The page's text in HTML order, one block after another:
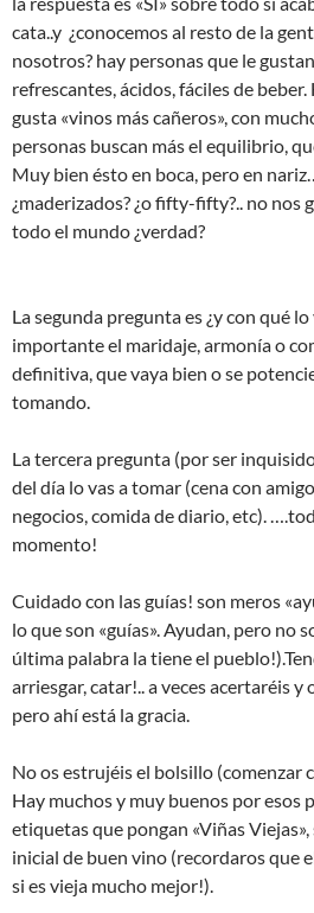
cata..y ¿conocemos al resto de la
nosotros? hay personas que le
refrescantes, ácidos, fáciles de
gusta «vinos más cañeros», con
personas buscan más el equilibrio,
Muy bien ésto en boca, pero en
¿maderizados? ¿o fifty-fifty?.. no nos
todo el mundo ¿verdad?
La segunda pregunta es ¿y con qué
importante el maridaje, armonía o
definitiva, que vaya bien o se
tomando.
La tercera pregunta (por ser
del día lo vas a tomar (cena con
negocios, comida de diario, etc).
momento!
Cuidado con las guías! son meros
lo que son «guías». Ayudan, pero no
última palabra la tiene el
arriesgar, catar!.. a veces acertaréis
pero ahí está la gracia.
No os estrujéis el bolsillo (comenzar
Hay muchos y muy buenos por esos
etiquetas que pongan «Viñas
inicial de buen vino (recordaros que
si es vieja mucho mejor!).